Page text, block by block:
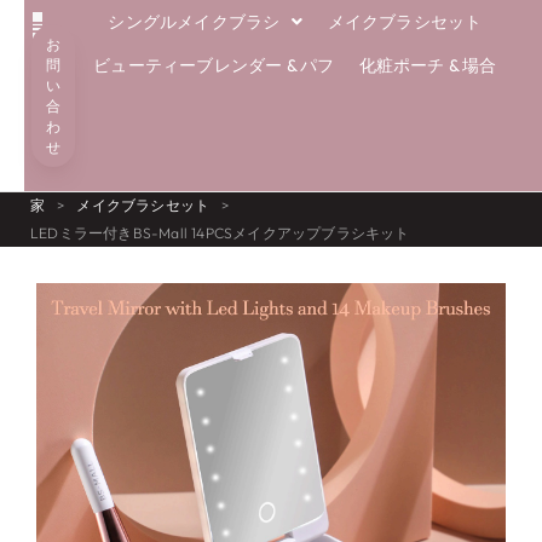
お
問
い
合
わ
せ
シングルメイクブラシ
メイクブラシセット
ビューティーブレンダー & パフ
化粧ポーチ & 場合
家 > メイクブラシセット
>
LEDミラー付きBS-Mall 14PCSメイクアップブラシキット